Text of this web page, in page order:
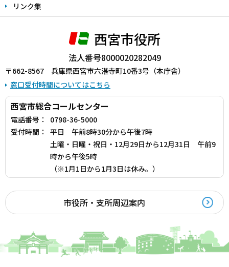
リンク集
西宮市役所
法人番号8000020282049
〒662-8567 兵庫県西宮市六湛寺町10番3号（本庁舎）
窓口受付時間についてはこちら
西宮市総合コールセンター
電話番号：
0798-36-5000
受付時間：
平日 午前8時30分から午後7時
土曜・日曜・祝日・12月29日から12月31日 午前9
時から午後5時
（※1月1日から1月3日は休み。）
市役所・支所周辺案内